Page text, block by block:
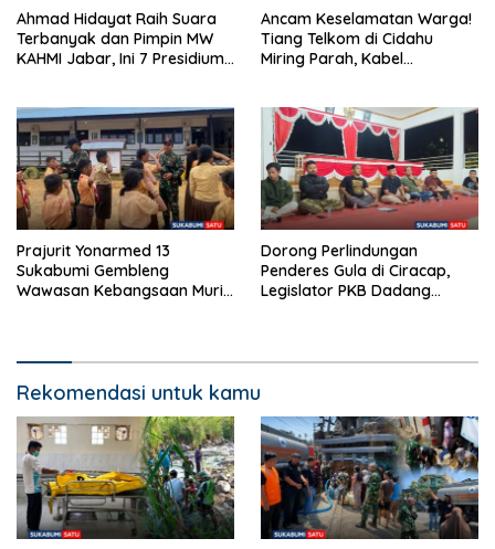
Ahmad Hidayat Raih Suara
Terbanyak dan Pimpin MW
KAHMI Jabar, Ini 7 Presidium
Ancam Keselamatan Warga!
Tiang Telkom di Cidahu
Miring Parah, Kabel
Prajurit Yonarmed 13
Sukabumi Gembleng
Wawasan Kebangsaan Murid
Dorong Perlindungan
Penderes Gula di Ciracap,
Legislator PKB Dadang
Rekomendasi untuk kamu